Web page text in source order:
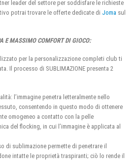
leader del settore per soddisfare le richieste
potrai trovare le offerte dedicate di Joma sul
E MASSIMO COMFORT DI GIOCO:
per la personalizzazione completi club ti
Il processo di SUBLIMAZIONE presenta 2
l’immagine penetra letteralmente nello
consentendo in questo modo di ottenere
omogeneo a contatto con la pelle
del flocking, in cui l’immagine è applicata al
di sublimazione permette di penetrare il
intatte le proprietà traspiranti; ciò lo rende il